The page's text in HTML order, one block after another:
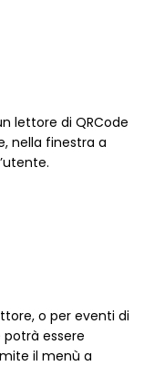
lettore di QRCode
nella finestra a
o per eventi di
essere
il menù a